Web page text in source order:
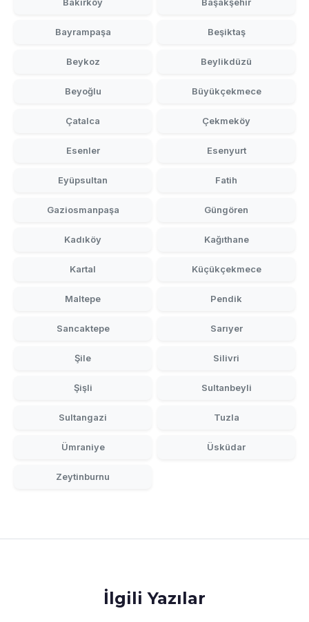
Bayrampaşa Beşiktaş
Beykoz Beylikdüzü
Beyoğlu Büyükçekmece
Çatalca Çekmeköy
Esenler Esenyurt
Eyüpsultan Fatih
Gaziosmanpaşa Güngören
Kadıköy Kağıthane
Kartal Küçükçekmece
Maltepe Pendik
Sancaktepe Sarıyer
Şile Silivri
Şişli Sultanbeyli
Sultangazi Tuzla
Ümraniye Üsküdar
Zeytinburnu
İlgili Yazılar